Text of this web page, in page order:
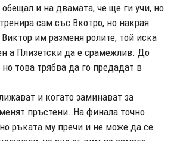
и на двамата, че ще ги учи, но
сам със Вкотро, но накрая
им разменя ролите, той иска
а Плизетски да е срамежлив. До
но това трябва да го предадат в
и когато заминават за
пръстени. На финала точно
ръката му пречи и не може да се